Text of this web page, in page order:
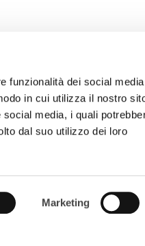
funzionalità dei social
in cui utilizza il nostro
media, i quali
dal suo utilizzo dei loro
Marketing
Ho letto e
SEGUI le